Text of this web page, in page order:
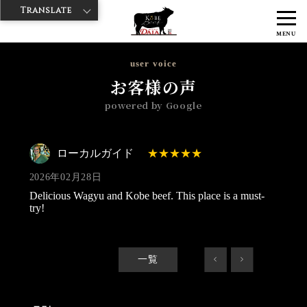
MENU
神戸牛ダイヤ > 神戸牛ダイア 築地店 >
ローカルガ
user voice
お客様の声
powered by Google
ローカルガイド
2026年02月28日
Delicious Wagyu and Kobe beef. This place is a must-
try!
一覧 < >
Translate